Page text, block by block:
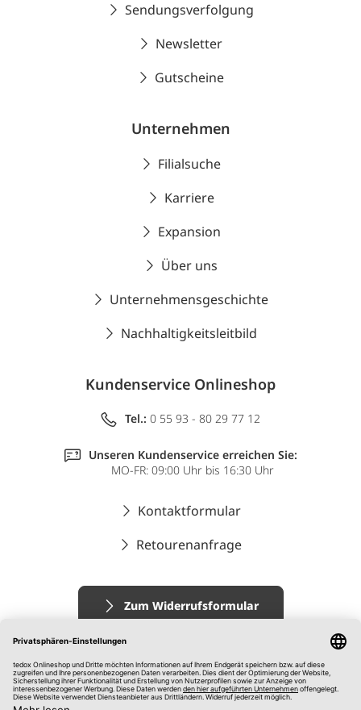
Sendungsverfolgung
Newsletter
Gutscheine
Unternehmen
Filialsuche
Karriere
Expansion
Über uns
Unternehmensgeschichte
Nachhaltigkeitsleitbild
Kundenservice Onlineshop
Tel.: 0 55 93 - 80 29 77 12
Unseren Kundenservice erreichen Sie:
MO-FR: 09:00 Uhr bis 16:30 Uhr
Kontaktformular
Retourenanfrage
Zum Widerrufsformular
Impressum
AGB